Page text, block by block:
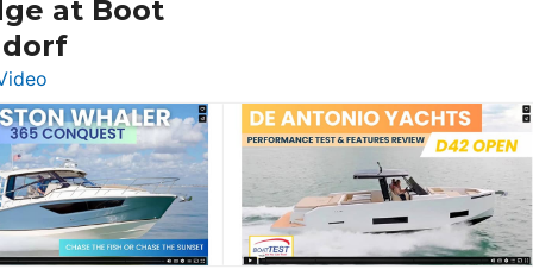
at Boot
:
Luxury
Yacht
Tour:
Sunseeker
Ocean
156,